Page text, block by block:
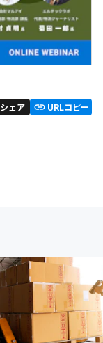
シェア URLコピー